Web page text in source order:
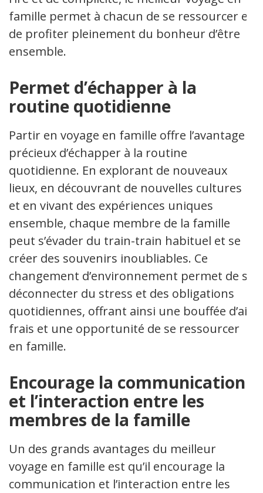
famille permet à chacun de se ressourcer et
de profiter pleinement du bonheur d’être
ensemble.
Permet d’échapper à la
routine quotidienne
Partir en voyage en famille offre l’avantage
précieux d’échapper à la routine
quotidienne. En explorant de nouveaux
lieux, en découvrant de nouvelles cultures
et en vivant des expériences uniques
ensemble, chaque membre de la famille
peut s’évader du train-train habituel et se
créer des souvenirs inoubliables. Ce
changement d’environnement permet de se
déconnecter du stress et des obligations
quotidiennes, offrant ainsi une bouffée d’air
frais et une opportunité de se ressourcer
en famille.
Encourage la communication
et l’interaction entre les
membres de la famille
Un des grands avantages du meilleur
voyage en famille est qu’il encourage la
communication et l’interaction entre les